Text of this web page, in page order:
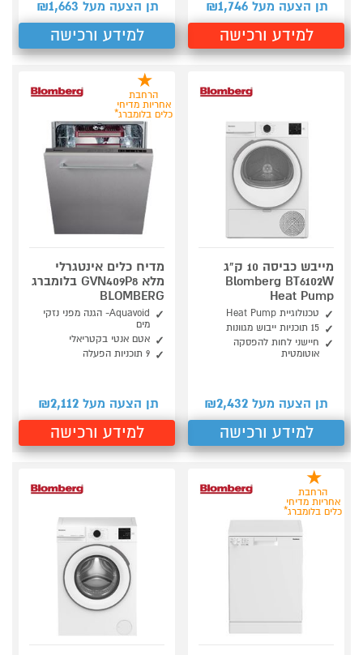
תן הצעה מעל ₪ 1,746
למידע ורכישה
תן הצעה מעל ₪ 1,663
למידע ורכישה
מייבש כביסה 10 ק"ג
Blomberg BT6102W
Heat Pump
טכנולוגיית Heat Pump
15 תוכניות ייבוש מגוונות
חיישני לחות להפסקה
אוטומטית
תן הצעה מעל ₪ 2,432
למידע ורכישה
הרחבת
אחריות מדיחי
כלים בלומברג*
מדיח כלים אינטגרלי
מלא GVN409P8 בלומברג
BLOMBERG
Aquavoid- הגנה מפני נזקי
מים
אטם אנטי בקטריאלי
9 תוכניות הפעלה
תן הצעה מעל ₪ 2,112
למידע ורכישה
הרחבת
אחריות מדיחי
כלים בלומברג*